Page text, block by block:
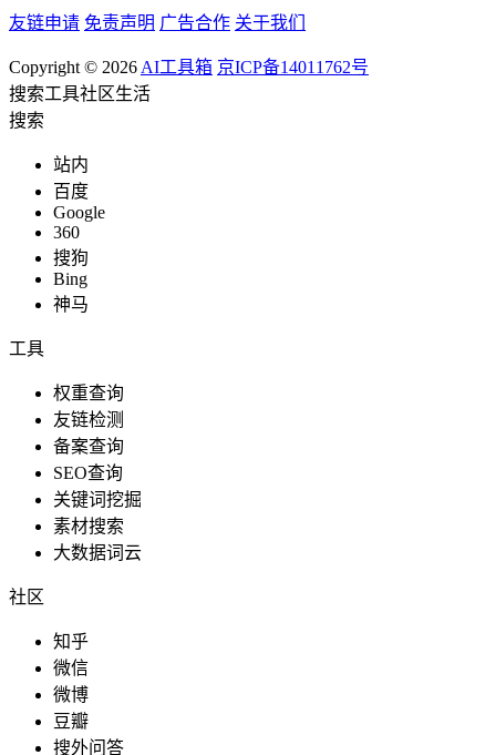
友链申请 免责声明 广告合作 关于我们
Copyright © 2026 AI工具箱 京ICP备14011762号
搜索工具社区生活
搜索
站内
百度
Google
360
搜狗
Bing
神马
工具
权重查询
友链检测
备案查询
SEO查询
关键词挖掘
素材搜索
大数据词云
社区
知乎
微信
微博
豆瓣
搜外问答